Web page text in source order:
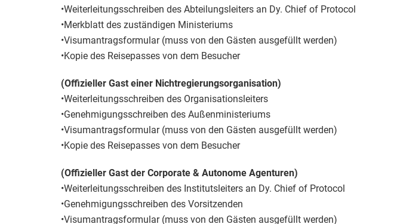
•Weiterleitungsschreiben des Abteilungsleiters an Dy. Chief of Protocol
•Merkblatt des zuständigen Ministeriums
•Visumantragsformular (muss von den Gästen ausgefüllt werden)
•Kopie des Reisepasses von dem Besucher
(Offizieller Gast einer Nichtregierungsorganisation)
•Weiterleitungsschreiben des Organisationsleiters
•Genehmigungsschreiben des Außenministeriums
•Visumantragsformular (muss von den Gästen ausgefüllt werden)
•Kopie des Reisepasses von dem Besucher
(Offizieller Gast der Corporate & Autonome Agenturen)
•Weiterleitungsschreiben des Institutsleiters an Dy. Chief of Protocol
•Genehmigungsschreiben des Vorsitzenden
•Visumantragsformular (muss von den Gästen ausgefüllt werden)